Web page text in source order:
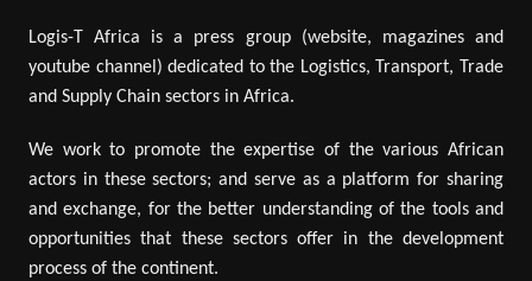
Logis-T Africa is a press group (website, magazines and
youtube channel) dedicated to the Logistics, Transport, Trade
and Supply Chain sectors in Africa.
We work to promote the expertise of the various African
actors in these sectors; and serve as a platform for sharing
and exchange, for the better understanding of the tools and
opportunities that these sectors offer in the development
process of the continent.